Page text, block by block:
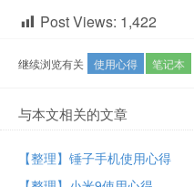
Post Views: 1,422
继续浏览有关 使用心得 笔记本
与本文相关的文章
【整理】锤子手机使用心得